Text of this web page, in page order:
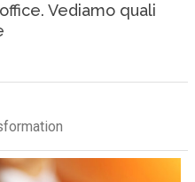
Vediamo quali